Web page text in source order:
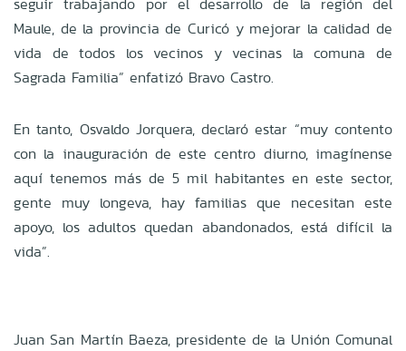
Maule, de la provincia de Curicó y mejorar la calidad de
vida de todos los vecinos y vecinas la comuna de
Sagrada Familia” enfatizó Bravo Castro.
En tanto, Osvaldo Jorquera, declaró estar “muy contento
con la inauguración de este centro diurno, imagínense
aquí tenemos más de 5 mil habitantes en este sector,
gente muy longeva, hay familias que necesitan este
apoyo, los adultos quedan abandonados, está difícil la
vida”.
Juan San Martín Baeza, presidente de la Unión Comunal